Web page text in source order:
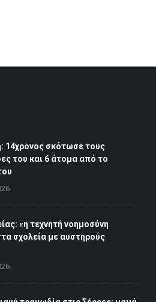
14χρονος σκότωσε τους
του και 6 άτομα από το
«η τεχνητή νοημοσύνη
σχολεία με αυστηρούς